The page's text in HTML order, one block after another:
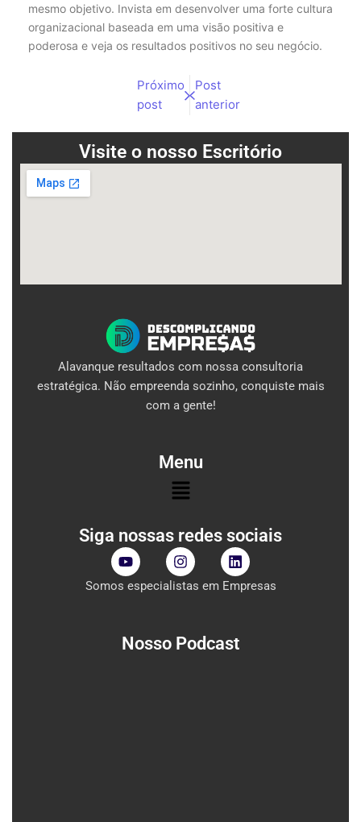
mesmo objetivo. Invista em desenvolver uma forte cultura
organizacional baseada em uma visão positiva e
poderosa e veja os resultados positivos no seu negócio.
Post
anterior
Próximo
post
Visite o nosso Escritório
Alavanque resultados com nossa consultoria
estratégica. Não empreenda sozinho, conquiste mais
com a gente!
Menu
Menu
Siga nossas redes sociais
Y
o
u
e
I
n
s
r
a
L
i
n
k
i
n
Somos especialistas em Empresas
Nosso Podcast